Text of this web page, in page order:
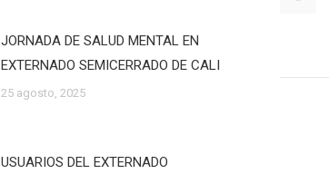
JORNADA DE SALUD MENTAL EN
EXTERNADO SEMICERRADO DE CALI
25 agosto, 2025
USUARIOS DEL EXTERNADO